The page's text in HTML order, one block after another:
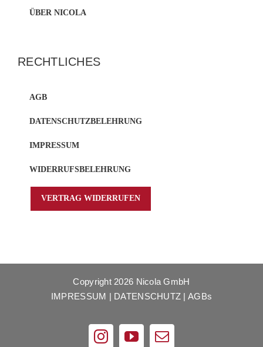
ÜBER NICOLA
RECHTLICHES
AGB
DATENSCHUTZBELEHRUNG
IMPRESSUM
WIDERRUFSBELEHRUNG
VERTRAG WIDERRUFEN
Copyright 2026 Nicola GmbH
IMPRESSUM | DATENSCHUTZ | AGBs
Instagram
YouTube
E-